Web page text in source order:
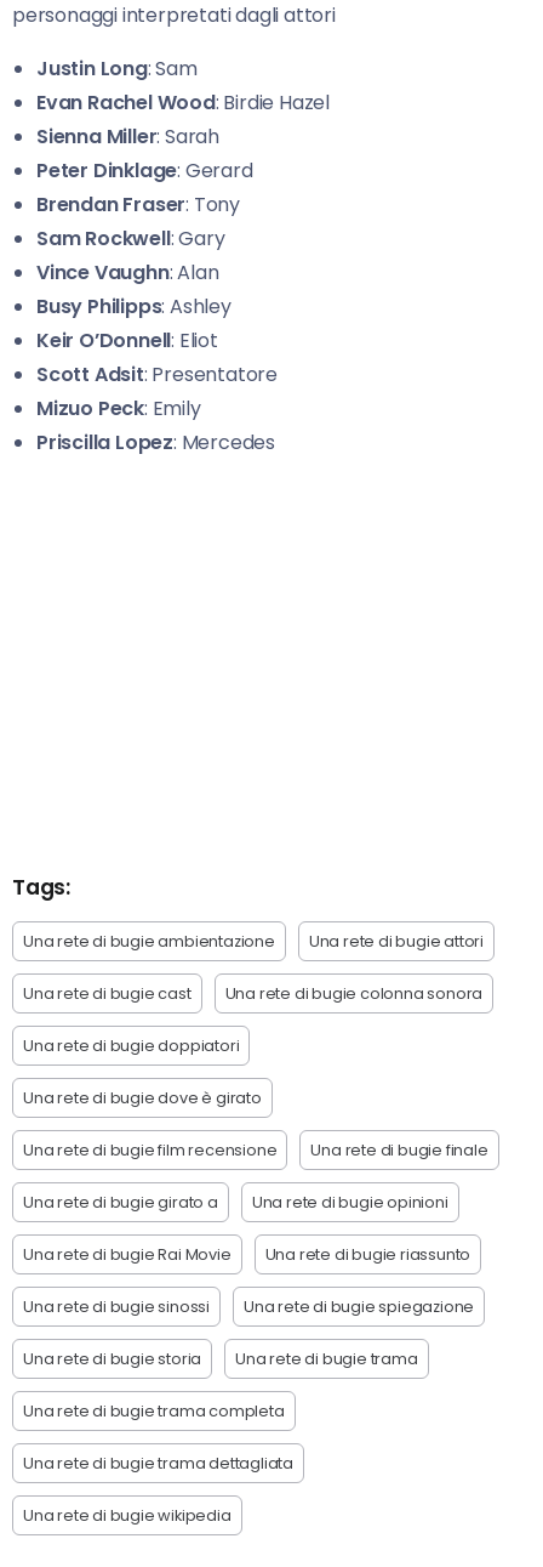
personaggi interpretati dagli attori
Justin Long: Sam
Evan Rachel Wood: Birdie Hazel
Sienna Miller: Sarah
Peter Dinklage: Gerard
Brendan Fraser: Tony
Sam Rockwell: Gary
Vince Vaughn: Alan
Busy Philipps: Ashley
Keir O’Donnell: Eliot
Scott Adsit: Presentatore
Mizuo Peck: Emily
Priscilla Lopez: Mercedes
Tags:
Una rete di bugie ambientazione Una rete di bugie attori
Una rete di bugie cast Una rete di bugie colonna sonora
Una rete di bugie doppiatori
Una rete di bugie dove è girato
Una rete di bugie film recensione Una rete di bugie finale
Una rete di bugie girato a Una rete di bugie opinioni
Una rete di bugie Rai Movie Una rete di bugie riassunto
Una rete di bugie sinossi Una rete di bugie spiegazione
Una rete di bugie storia Una rete di bugie trama
Una rete di bugie trama completa
Una rete di bugie trama dettagliata
Una rete di bugie wikipedia